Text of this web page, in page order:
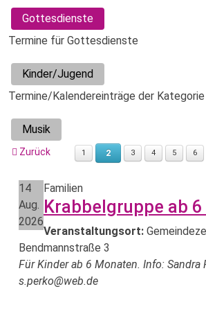
Gottesdienste
Termine für Gottesdienste
Kinder/Jugend
Termine/Kalendereinträge der
Musik
Zurück 1 2 3 4 5 6
14
Aug.
2026
Familien
Krabbelgruppe ab
Veranstaltungsort:
Bendmannstraße 3
Für Kinder ab 6 Monaten. Info: Sandra
s.perko@web.de